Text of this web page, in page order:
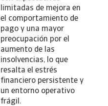
limitadas de mejora en
el comportamiento de
pago y una mayor
preocupación por el
aumento de las
insolvencias, lo que
resalta el estrés
financiero persistente y
un entorno operativo
frágil.